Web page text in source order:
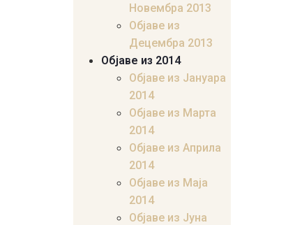
Новембра 2013
Објаве из
Децембра 2013
Објаве из 2014
Објаве из Јануара
2014
Објаве из Марта
2014
Објаве из Априла
2014
Објаве из Маја
2014
Објаве из Јуна